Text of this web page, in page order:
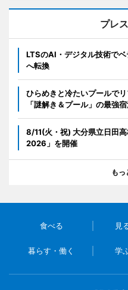
プレ
LTSのAI・デジタル技術で
へ転換
ひらめきと冷たいプールで
「謎解き＆プール」の最強
8/11(火・祝) 大分県立日田
2026」を開催
もっ
食べる 見
暮らす・働く 学